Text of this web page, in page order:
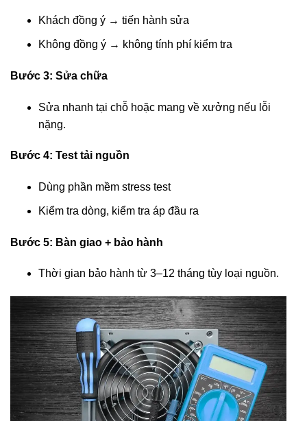
Khách đồng ý → tiến hành sửa
Không đồng ý → không tính phí kiểm tra
Bước 3: Sửa chữa
Sửa nhanh tại chỗ hoặc mang về xưởng nếu lỗi
nặng.
Bước 4: Test tải nguồn
Dùng phần mềm stress test
Kiểm tra dòng, kiểm tra áp đầu ra
Bước 5: Bàn giao + bảo hành
Thời gian bảo hành từ 3–12 tháng tùy loại nguồn.